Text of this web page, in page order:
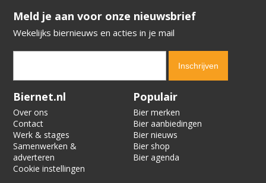
​​​​​​​Meld je aan voor onze nieuwsbrief
Wekelijks biernieuws en acties in je mail
Verification code:
Biernet.nl
Over ons
Contact
Werk & stages
Samenwerken &
adverteren
Cookie instellingen
Populair
Bier merken
Bier aanbiedingen
Bier nieuws
Bier shop
Bier agenda